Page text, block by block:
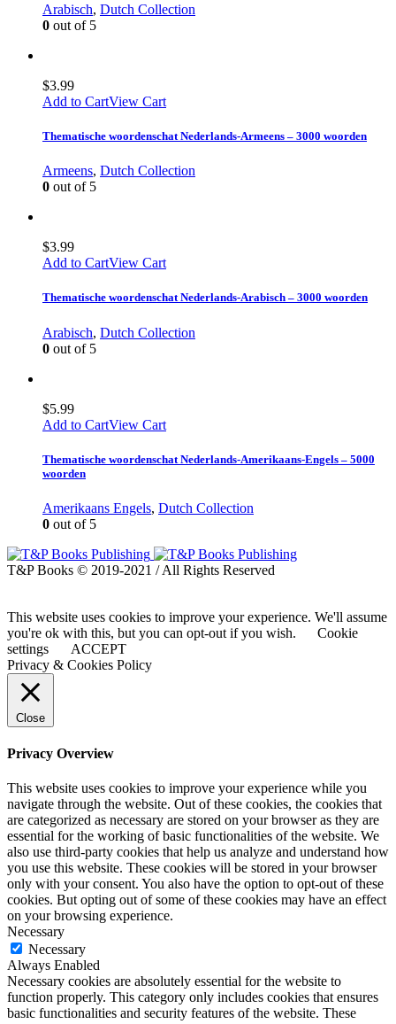
Arabisch, Dutch Collection
0 out of 5
$3.99
Add to CartView Cart
Thematische woordenschat Nederlands-Armeens – 3000 woorden
Armeens, Dutch Collection
0 out of 5
$3.99
Add to CartView Cart
Thematische woordenschat Nederlands-Arabisch – 3000 woorden
Arabisch, Dutch Collection
0 out of 5
$5.99
Add to CartView Cart
Thematische woordenschat Nederlands-Amerikaans-Engels – 5000
woorden
Amerikaans Engels, Dutch Collection
0 out of 5
T&P Books © 2019-2021 / All Rights Reserved
This website uses cookies to improve your experience. We'll assume
you're ok with this, but you can opt-out if you wish.
Cookie
settings
ACCEPT
Privacy & Cookies Policy
Close
Privacy Overview
This website uses cookies to improve your experience while you
navigate through the website. Out of these cookies, the cookies that
are categorized as necessary are stored on your browser as they are
essential for the working of basic functionalities of the website. We
also use third-party cookies that help us analyze and understand how
you use this website. These cookies will be stored in your browser
only with your consent. You also have the option to opt-out of these
cookies. But opting out of some of these cookies may have an effect
on your browsing experience.
Necessary
Necessary
Always Enabled
Necessary cookies are absolutely essential for the website to
function properly. This category only includes cookies that ensures
basic functionalities and security features of the website. These